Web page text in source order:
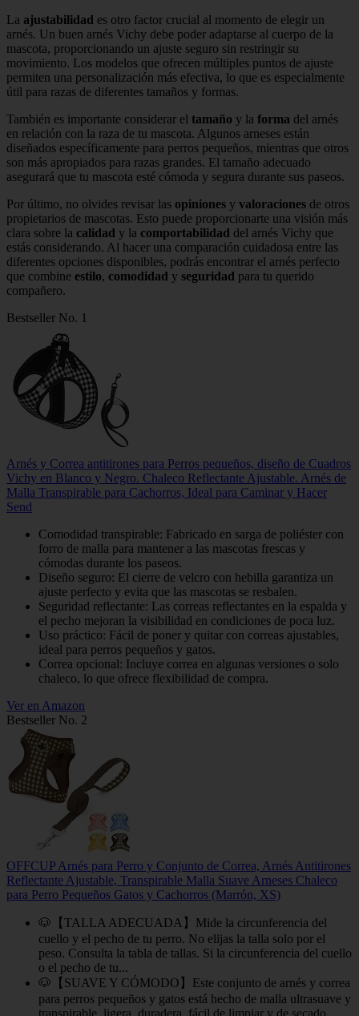
La ajustabilidad es otro factor crucial al momento de elegir un
arnés. Un buen arnés Vichy debe poder adaptarse al cuerpo de la
mascota, proporcionando un ajuste seguro sin restringir su
movimiento. Los modelos que ofrecen múltiples puntos de ajuste
permiten una personalización más efectiva, lo que es especialmente
útil para razas de diferentes tamaños y formas.
También es importante considerar el tamaño y la forma del arnés
en relación con la raza de tu mascota. Algunos arneses están
diseñados específicamente para perros pequeños, mientras que otros
son más apropiados para razas grandes. El tamaño adecuado
asegurará que tu mascota esté cómoda y segura durante sus paseos.
Por último, no olvides revisar las opiniones y valoraciones de otros
propietarios de mascotas. Esto puede proporcionarte una visión más
clara sobre la calidad y la comportabilidad del arnés Vichy que
estás considerando. Al hacer una comparación cuidadosa entre las
diferentes opciones disponibles, podrás encontrar el arnés perfecto
que combine estilo, comodidad y seguridad para tu querido
compañero.
Bestseller No. 1
Arnés y Correa antitirones para Perros pequeños, diseño de Cuadros
Vichy en Blanco y Negro. Chaleco Reflectante Ajustable. Arnés de
Malla Transpirable para Cachorros, Ideal para Caminar y Hacer
Send
Comodidad transpirable: Fabricado en sarga de poliéster con
forro de malla para mantener a las mascotas frescas y
cómodas durante los paseos.
Diseño seguro: El cierre de velcro con hebilla garantiza un
ajuste perfecto y evita que las mascotas se resbalen.
Seguridad reflectante: Las correas reflectantes en la espalda y
el pecho mejoran la visibilidad en condiciones de poca luz.
Uso práctico: Fácil de poner y quitar con correas ajustables,
ideal para perros pequeños y gatos.
Correa opcional: Incluye correa en algunas versiones o solo
chaleco, lo que ofrece flexibilidad de compra.
Ver en Amazon
Bestseller No. 2
OFFCUP Arnés para Perro y Conjunto de Correa, Arnés Antitirones
Reflectante Ajustable, Transpirable Malla Suave Arneses Chaleco
para Perro Pequeños Gatos y Cachorros (Marrón, XS)
🐶【TALLA ADECUADA】Mide la circunferencia del
cuello y el pecho de tu perro. No elijas la talla solo por el
peso. Consulta la tabla de tallas. Si la circunferencia del cuello
o el pecho de tu...
🐶【SUAVE Y CÓMODO】Este conjunto de arnés y correa
para perros pequeños y gatos está hecho de malla ultrasuave y
transpirable, ligera, duradera, fácil de limpiar y de secado